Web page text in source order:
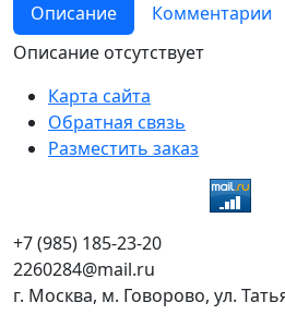
Описание
Комментарии
Описание отсутствует
Карта сайта
Обратная связь
Разместить заказ
+7 (985) 185-23-20
2260284@mail.ru
г. Москва, м. Говорово, ул.